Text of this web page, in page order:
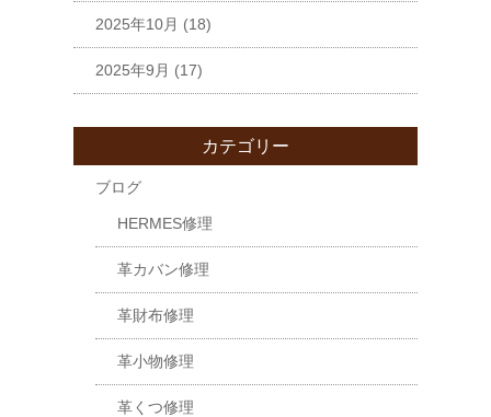
2025年10月 (18)
2025年9月 (17)
カテゴリー
ブログ
HERMES修理
革カバン修理
革財布修理
革小物修理
革くつ修理